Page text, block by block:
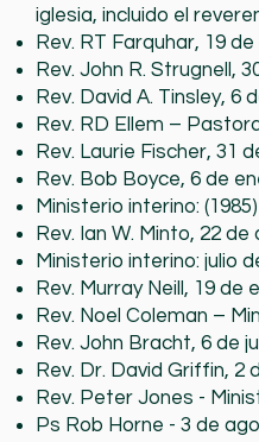
iglesia, incluido el
Rev. RT Farquhar, 19
Rev. John R. Strugnell,
Rev. David A. Tinsley, 6
Rev. RD Ellem –
Rev. Laurie Fischer, 31
Rev. Bob Boyce, 6 de
Ministerio interino:
Rev. Ian W. Minto, 22
Ministerio interino: julio
Rev. Murray Neill, 19 de
Rev. Noel Coleman –
Rev. John Bracht, 6 de
Rev. Dr. David Griffin, 2
Rev. Peter Jones -
Ps Rob Horne - 3 de